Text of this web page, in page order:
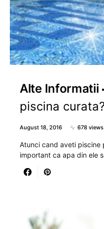
Alte Informatii
piscina curata?
August 18, 2016 678 views
Atunci cand aveti piscine
important ca apa din ele